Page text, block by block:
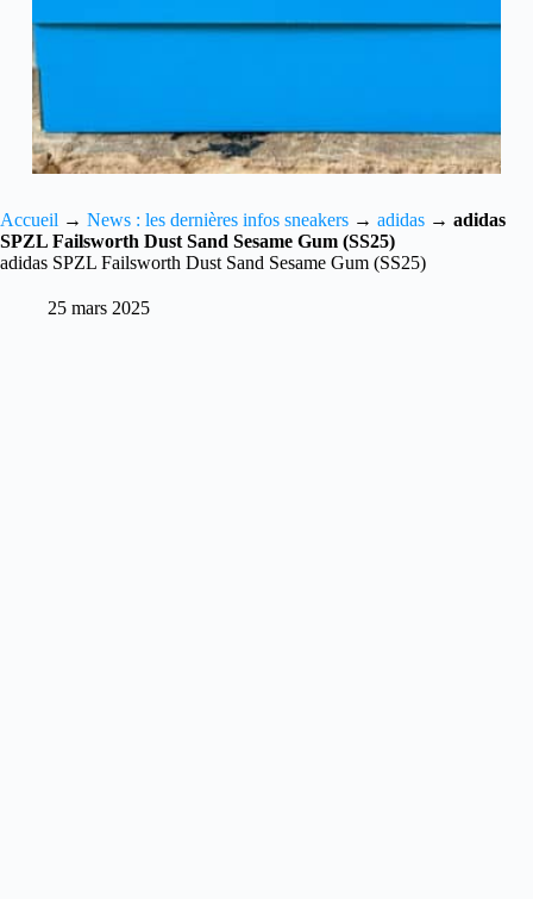
Accueil → News : les dernières infos sneakers → adidas → adidas
SPZL Failsworth Dust Sand Sesame Gum (SS25)
adidas SPZL Failsworth Dust Sand Sesame Gum (SS25)
25 mars 2025